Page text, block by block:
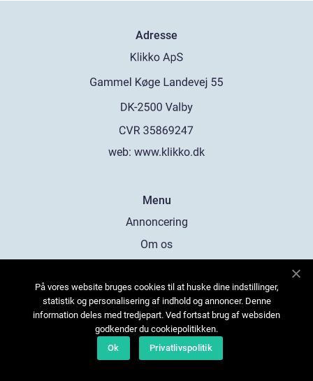
Adresse
web: www.klikko.dk
Menu
Annoncering
Om os
Kontakt os
Sitemap
På vores website bruges cookies til at huske dine indstillinger,
statistik og personalisering af indhold og annoncer. Denne
information deles med tredjepart. Ved fortsat brug af websiden
godkender du cookiepolitikken.
Ok
Privatlivspolitik